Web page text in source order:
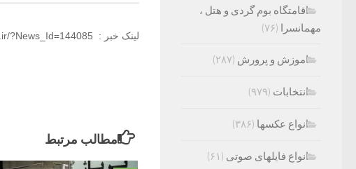
لینک خبر : http://armandaily.ir/?News_Id=144085
مطالب مرتبط
اقامتگاه بوم گردی و هتل ،
مهمانسرا (۷۶)
اموزش و پرورش (۲۸۷)
انتخابات (۹۷۹)
انواع عکسها (۳۸۶)
انواع فایلهای صوتی (۶۱)